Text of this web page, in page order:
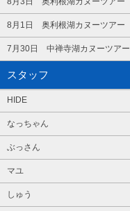
8月1日 奥利根湖カヌーツアー
7月30日 中禅寺湖カヌーツアー
スタッフ
HIDE
なっちゃん
ぶっさん
マユ
しゅう